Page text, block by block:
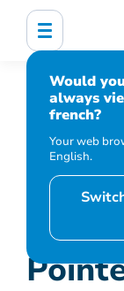
Would
always
french?
Your web
English.
Accueil
médias
climat dans le
écologique et de